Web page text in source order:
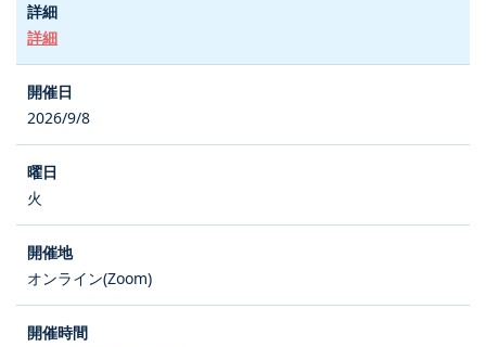
詳細
2026/9/8
火
オンライン(Zoom)